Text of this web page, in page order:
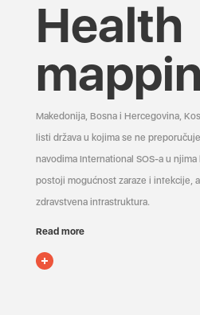
Health
Makedonija, Bosna i Hercegovina,
listi država u kojima se ne
navodima International SOS-a u
postoji mogućnost zaraze i infekcije,
zdravstvena infrastruktura.
Read more